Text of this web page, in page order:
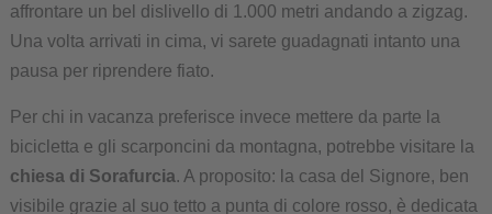
affrontare un bel dislivello di 1.000 metri andando a zigzag.
Una volta arrivati in cima, vi sarete guadagnati intanto una
pausa per riprendere fiato.
Per chi in vacanza preferisce invece mettere da parte la
bicicletta e gli scarponcini da montagna, potrebbe visitare la
chiesa di Sorafurcia. A proposito: la casa del Signore, ben
visibile grazie al suo tetto a punta di colore rosso, è dedicata